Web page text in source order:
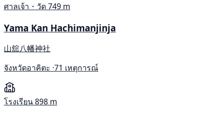
ศาลเจ้า・วัด749 m
Yama Kan Hachimanjinja
山舘八幡神社
จังหวัดอาคิตะ ·71 เหตุการณ์
โรงเรียน898 m